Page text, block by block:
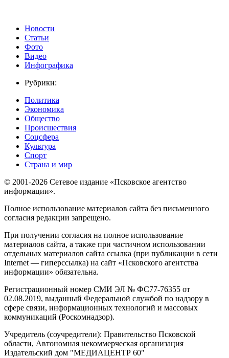
Новости
Статьи
Фото
Видео
Инфографика
Рубрики:
Политика
Экономика
Общество
Происшествия
Соцсфера
Культура
Спорт
Страна и мир
© 2001-2026 Сетевое издание «Псковское агентство
информации».
Полное использование материалов сайта без письменного
согласия редакции запрещено.
При получении согласия на полное использование
материалов сайта, а также при частичном использовании
отдельных материалов сайта ссылка (при публикации в сети
Internet — гиперссылка) на сайт «Псковского агентства
информации» обязательна.
Регистрационный номер СМИ ЭЛ № ФС77-76355 от
02.08.2019, выданный Федеральной службой по надзору в
сфере связи, информационных технологий и массовых
коммуникаций (Роскомнадзор).
Учредитель (соучредители): Правительство Псковской
области, Автономная некоммерческая организация
Издательский дом "МЕДИАЦЕНТР 60"